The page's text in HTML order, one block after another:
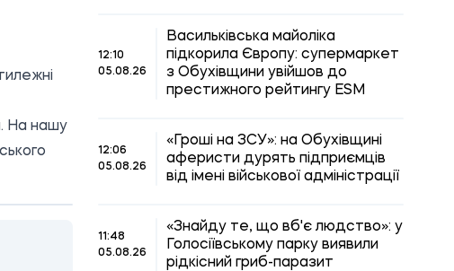
На нашу
12:10
05.08.26
Васильківська майоліка
підкорила Європу: супермаркет
з Обухівщини увійшов до
престижного рейтингу ESM
12:06
05.08.26
«Гроші на ЗСУ»: на Обухівщині
аферисти дурять підприємців
від імені військової адміністрації
11:48
05.08.26
«Знайду те, що вб'є людство»: у
Голосіївському парку виявили
рідкісний гриб-паразит